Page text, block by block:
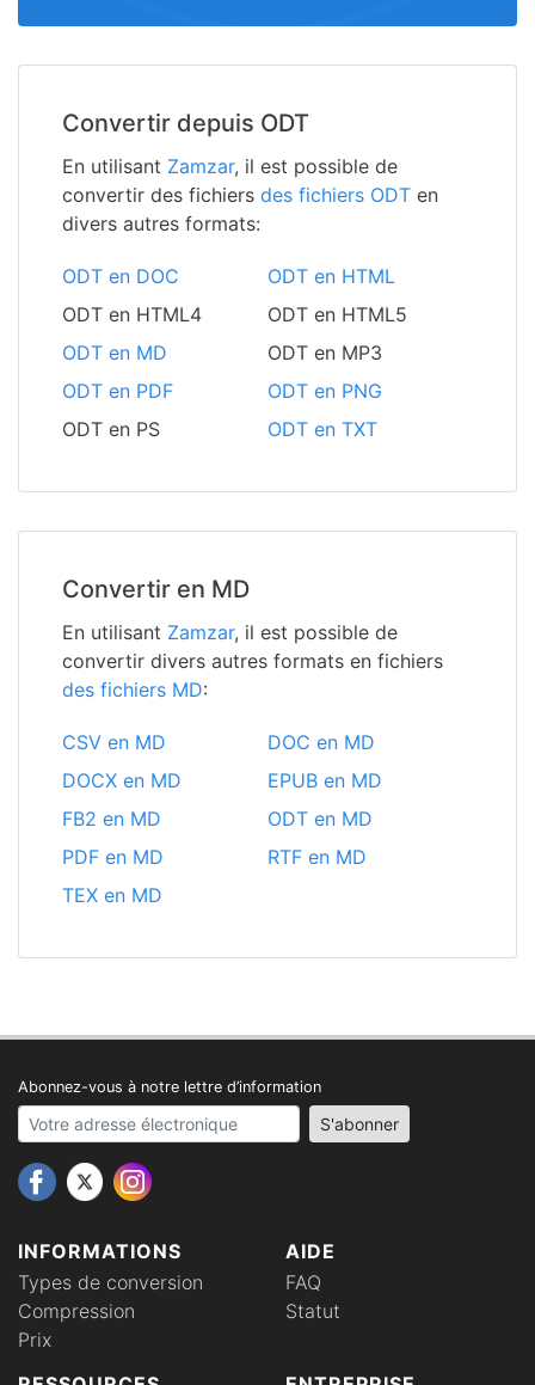
Convertir depuis ODT
En utilisant Zamzar, il est possible de
convertir des fichiers des fichiers ODT en
divers autres formats:
ODT en DOC
ODT en HTML
ODT en HTML4
ODT en HTML5
ODT en MD
ODT en MP3
ODT en PDF
ODT en PNG
ODT en PS
ODT en TXT
Convertir en MD
En utilisant Zamzar, il est possible de
convertir divers autres formats en fichiers
des fichiers MD:
CSV en MD
DOC en MD
DOCX en MD
EPUB en MD
FB2 en MD
ODT en MD
PDF en MD
RTF en MD
TEX en MD
INFORMATIONS
Types de conversion
Compression
Prix
AIDE
FAQ
Statut
Abonnez-vous à notre lettre d’information
Your email address S'abonner